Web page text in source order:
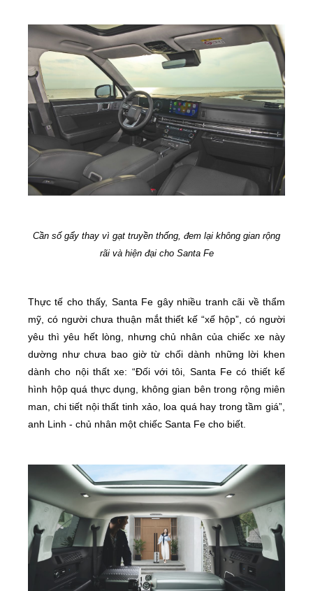
Cần số gẩy thay vì gạt truyền thống, đem lại không gian rộng
rãi và hiện đại cho Santa Fe
Thực tế cho thấy, Santa Fe gây nhiều tranh cãi về thẩm
mỹ, có người chưa thuận mắt thiết kế “xế hộp”, có người
yêu thì yêu hết lòng, nhưng chủ nhân của chiếc xe này
dường như chưa bao giờ từ chối dành những lời khen
dành cho nội thất xe: “Đối với tôi, Santa Fe có thiết kế
hình hộp quá thực dụng, không gian bên trong rộng miên
man, chi tiết nội thất tinh xảo, loa quá hay trong tầm giá”,
anh Linh - chủ nhân một chiếc Santa Fe cho biết.